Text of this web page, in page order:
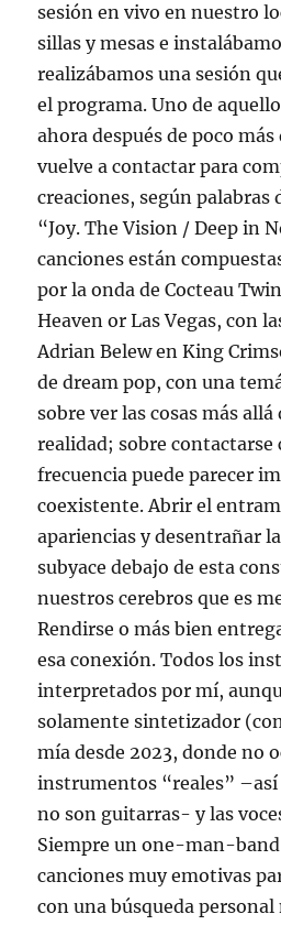
sesión en vivo en nuestro
sillas y mesas e
realizábamos una sesión
el programa. Uno de
ahora después de poco
vuelve a contactar para
creaciones, según palabras
“Joy. The Vision / Deep in
canciones están
por la onda de Cocteau
Heaven or Las Vegas, con
Adrian Belew en King
de dream pop, con una
sobre ver las cosas más allá
realidad; sobre contactarse
frecuencia puede parecer
coexistente. Abrir el
apariencias y desentrañar
subyace debajo de esta
nuestros cerebros que es
Rendirse o más bien
esa conexión. Todos los
interpretados por mí,
solamente sintetizador
mía desde 2023, donde no
instrumentos “reales” –así
no son guitarras- y las
Siempre un one-man-
canciones muy emotivas
con una búsqueda